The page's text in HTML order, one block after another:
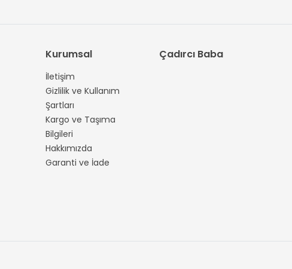
Kurumsal
İletişim
Gizlilik ve Kullanım
Şartları
Kargo ve Taşıma
Bilgileri
Hakkımızda
Garanti ve İade
Çadırcı Baba